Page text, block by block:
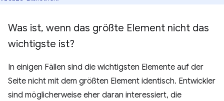
Was ist, wenn das größte Element nicht das
wichtigste ist?
In einigen Fällen sind die wichtigsten Elemente auf der
Seite nicht mit dem größten Element identisch. Entwickler
sind möglicherweise eher daran interessiert, die